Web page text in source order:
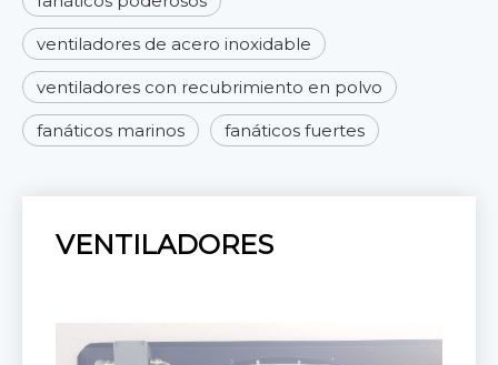
ventiladores de acero inoxidable
ventiladores con recubrimiento en polvo
fanáticos marinos fanáticos fuertes
VENTILADORES